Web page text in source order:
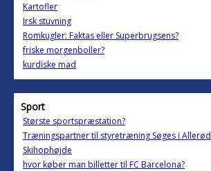
Kartofler
Irsk stuvning
Romkugler: Faktas eller Superbrugsens?
friske morgenboller?
kurdiske mad
Sport
Største sportspræstation?
Træningspartner til styretræning Søges i Allerød
Skihophøjde
hvor køber man billetter til FC Barcelona?